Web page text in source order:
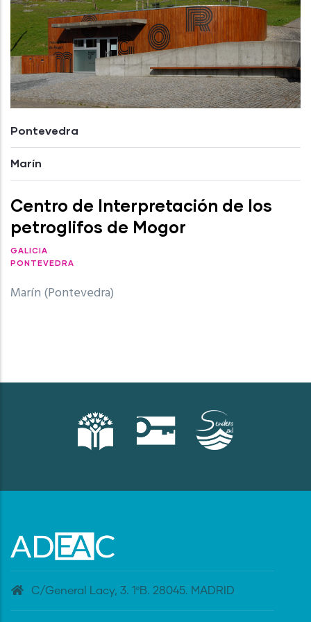
Pontevedra
Marín
Centro de Interpretación de los
petroglifos de Mogor
GALICIA
PONTEVEDRA
Marín (Pontevedra)
C/General Lacy, 3. 1ºB. 28045. MADRID